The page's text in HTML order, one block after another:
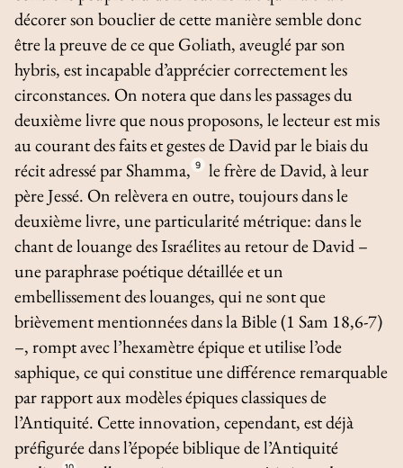
décorer son bouclier de cette manière semble donc
être la preuve de ce que Goliath, aveuglé par son
hybris, est incapable d’apprécier correctement les
circonstances. On notera que dans les passages du
deuxième livre que nous proposons, le lecteur est mis
au courant des faits et gestes de David par le biais du
récit adressé par Shamma, 9
le frère de David, à leur
père Jessé. On relèvera en outre, toujours dans le
deuxième livre, une particularité métrique: dans le
chant de louange des Israélites au retour de David –
une paraphrase poétique détaillée et un
embellissement des louanges, qui ne sont que
brièvement mentionnées dans la Bible (1 Sam 18,6-7)
–, rompt avec l’hexamètre épique et utilise l’ode
saphique, ce qui constitue une différence remarquable
par rapport aux modèles épiques classiques de
l’Antiquité. Cette innovation, cependant, est déjà
préfigurée dans l’épopée biblique de l’Antiquité